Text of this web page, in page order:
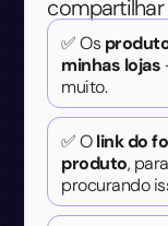
✅ Os
minhas lojas
muito.
✅ Olink do
produto,
procurando